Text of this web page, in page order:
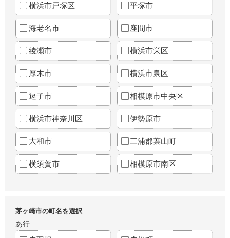
横浜市戸塚区 平塚市
海老名市 座間市
綾瀬市 横浜市栄区
厚木市 横浜市泉区
逗子市 相模原市中央区
横浜市神奈川区 伊勢原市
大和市 三浦郡葉山町
横須賀市 相模原市南区
茅ヶ崎市の町名を選択
あ行